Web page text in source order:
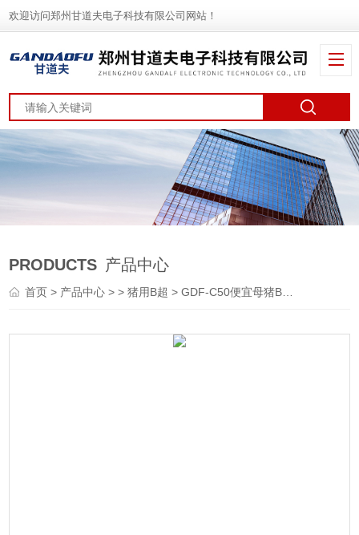
欢迎访问郑州甘道夫电子科技有限公司网站！
PRODUCTS 产品中心
首页> 产品中心 > >猪用B超 > GDF-C50便宜母猪B超彩超报价多少钱